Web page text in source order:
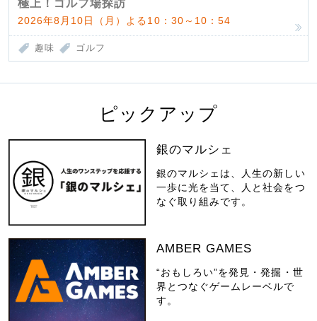
極上！ゴルフ場探訪
2026年8月10日（月）よる10：30～10：54
趣味 ゴルフ
ピックアップ
銀のマルシェ
銀のマルシェは、人生の新しい
一歩に光を当て、人と社会をつ
なぐ取り組みです。
AMBER GAMES
“おもしろい”を発見・発掘・世
界とつなぐゲームレーベルで
す。